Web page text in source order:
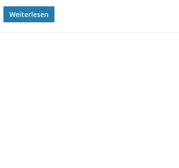
Weiterlesen